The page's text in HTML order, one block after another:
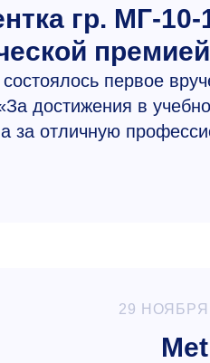
гр. МГ-
первое
достижения в
за отличную
29 НОЯБРЯ